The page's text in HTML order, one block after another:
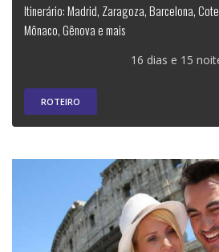
Itinerário: Madrid, Zaragoza, Barcelona,
Mônaco, Gênova e mais
16 dias e 15
ROTEIRO